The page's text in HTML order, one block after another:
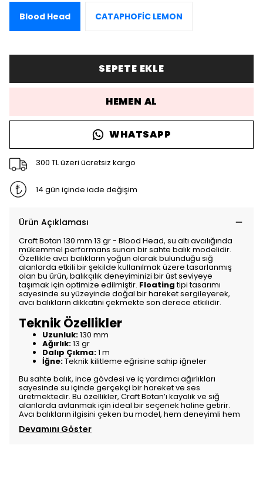
Blood Head CATAPHOFİC LEMON
SEPETE EKLE
HEMEN AL
WHATSAPP
300 TL üzeri ücretsiz kargo
14 gün içinde iade değişim
Ürün Açıklaması
Craft Botan 130 mm 13 gr - Blood Head, su altı avcılığında
mükemmel performans sunan bir sahte balık modelidir.
Özellikle avcı balıkların yoğun olarak bulunduğu sığ
alanlarda etkili bir şekilde kullanılmak üzere tasarlanmış
olan bu ürün, balıkçılık deneyiminizi bir üst seviyeye
taşımak için optimize edilmiştir. Floatingtipi tasarımı
sayesinde su yüzeyinde doğal bir hareket sergileyerek,
avcı balıkların dikkatini çekmekte son derece etkilidir.
Teknik Özellikler
Uzunluk:130 mm
Ağırlık:13 gr
Dalıp Çıkma:1 m
İğne:Teknik kilitleme eğrisine sahip iğneler
Bu sahte balık, ince gövdesi ve iç yardımcı ağırlıkları
sayesinde su içinde gerçekçi bir hareket ve ses
üretmektedir. Bu özellikler, Craft Botan’ı kayalık ve sığ
alanlarda avlanmak için ideal bir seçenek haline getirir.
Avcı balıkların ilgisini çeken bu model, hem deneyimli hem
Devamını Göster